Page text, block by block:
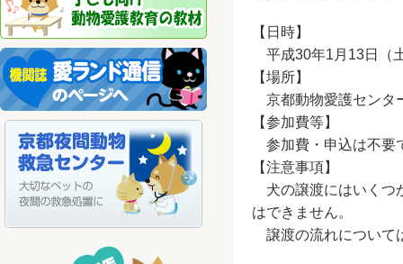
【日時】
平成30年1月13日（
【場所】
京都動物愛護センタ
【参加費等】
参加費・申込は不要
【注意事項】
犬の譲渡にはいくつ
はできません。
譲渡の流れについて